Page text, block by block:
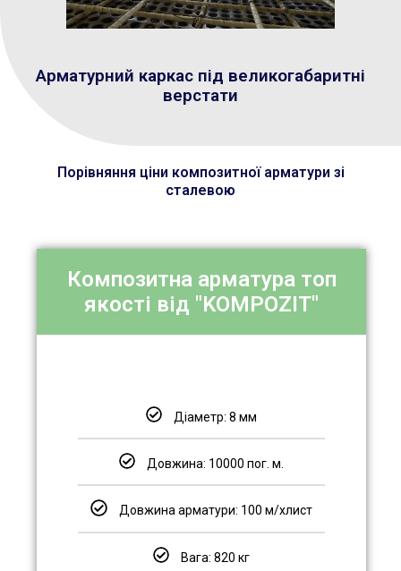
Арматурний каркас під великогабаритні
верстати
Порівняння ціни композитної арматури зі
сталевою
Композитна арматура топ
якості від "KOMPOZIT"
Діаметр: 8 мм
Довжина: 10000 пог. м.
Довжина арматури: 100 м/хлист
Вага: 820 кг